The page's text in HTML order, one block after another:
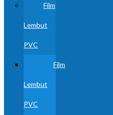
Film
Lembut
PVC
Film
Lembut
PVC